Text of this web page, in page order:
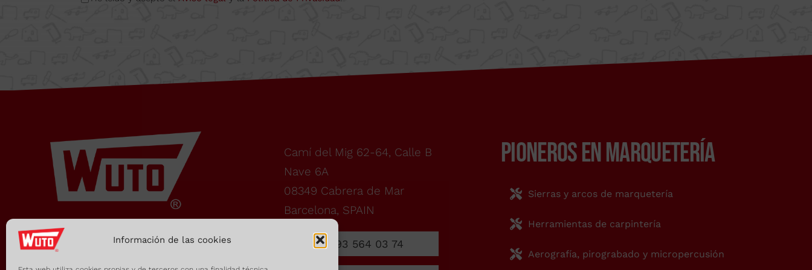
Información de las cookies
Camí del Mig 62-64, Calle B
Nave 6A
08349 Cabrera de Mar
Barcelona, SPAIN
93 564 03 74
PIONEROS EN MARQUETERÍA
Sierras y arcos de marquetería
Herramientas de carpintería
Aerografía, pirograbado y micropercusión
Horario Oficina
De lunes a viernes, de
7:00h a 15:00h
administracion@supercuttools.com
Formulario